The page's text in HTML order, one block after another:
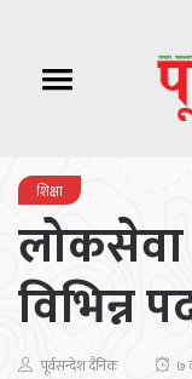
शिक्षा
लोकसेवा
विभिन्न
पूर्वसन्देश दैनिक ७